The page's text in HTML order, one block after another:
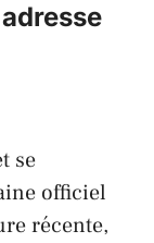
se
officiel
récente,